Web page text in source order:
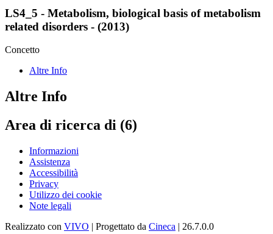
LS4_5 - Metabolism, biological basis of metabolism
related disorders - (2013)
Concetto
Altre Info
Altre Info
Area di ricerca di (6)
Informazioni
Assistenza
Accessibilità
Privacy
Utilizzo dei cookie
Note legali
Realizzato con VIVO | Progettato da Cineca | 26.7.0.0